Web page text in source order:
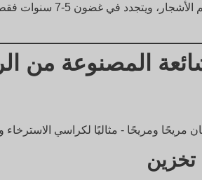
ينمو الروطان أسرع من
المصنوعة من
مريحًا ومريحًا - مثاليًا لكراسي الاسترخاء